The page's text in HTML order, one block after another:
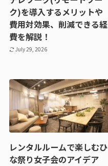
ク)を導入するメリットや
費用対効果、削減できる経
費を解説！
July 29, 2026
レンタルルームで楽しむひ
な祭り女子会のアイデア